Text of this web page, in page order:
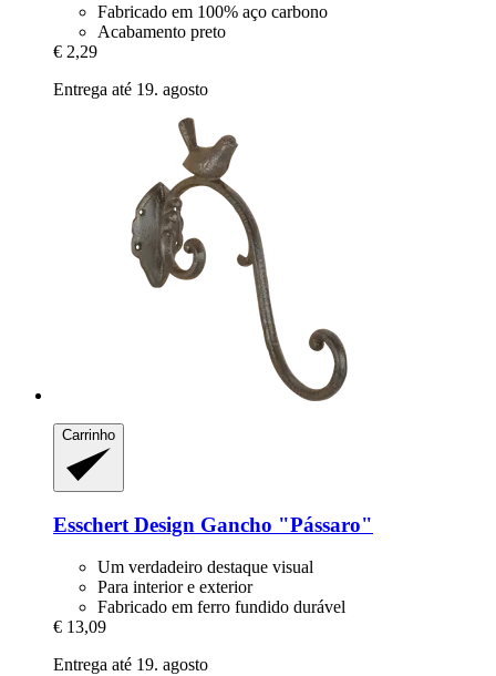
Fabricado em 100% aço carbono
Acabamento preto
€ 2,29
Entrega até 19. agosto
Carrinho
Esschert Design Gancho "Pássaro"
Um verdadeiro destaque visual
Para interior e exterior
Fabricado em ferro fundido durável
€ 13,09
Entrega até 19. agosto